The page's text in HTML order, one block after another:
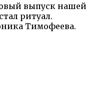
выпуск нашей
ритуал.
Тимофеева.